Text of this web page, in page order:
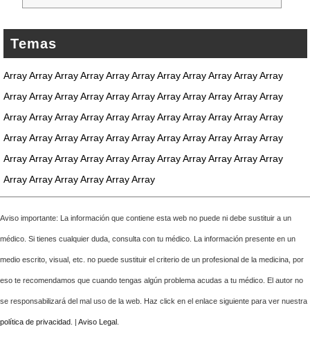
Temas
Array Array Array Array Array Array Array Array Array Array Array
Array Array Array Array Array Array Array Array Array Array Array
Array Array Array Array Array Array Array Array Array Array Array
Array Array Array Array Array Array Array Array Array Array Array
Array Array Array Array Array Array Array Array Array Array Array
Array Array Array Array Array Array
Aviso importante: La información que contiene esta web no puede ni debe sustituir a un
médico. Si tienes cualquier duda, consulta con tu médico. La información presente en un
medio escrito, visual, etc. no puede sustituir el criterio de un profesional de la medicina, por
eso te recomendamos que cuando tengas algún problema acudas a tu médico. El autor no
se responsabilizará del mal uso de la web. Haz click en el enlace siguiente para ver nuestra
política de privacidad Aviso Legal